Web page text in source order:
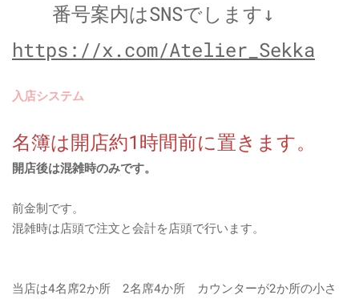
番号案内はSNSでします↓
https://x.com/Atelier_Sekka
入店システム
名簿は開店約1時間前に置きます。
開店後は混雑時のみです。​
​前金制です。
混雑時は店頭で注文と会計を店頭で行います。
当店は4名席2か所 2名席4か所 カウンターが2か所の小さ